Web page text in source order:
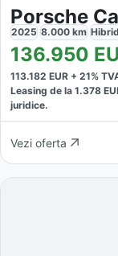
Porsche
2025 8.000 km
136.950
113.182 EUR + 21%
Leasing de la 1.378
juridice.
Vezi oferta